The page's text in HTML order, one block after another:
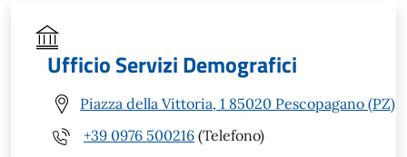
Ufficio Servizi Demografici
Piazza della Vittoria, 1 85020 Pescopagano (PZ)
+39 0976 500216 (Telefono)